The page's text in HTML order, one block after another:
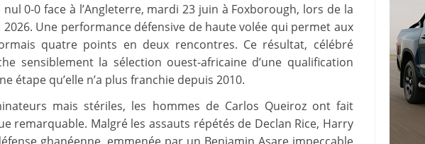
0-0 face à l’Angleterre, mardi 23 juin à Foxborough, lors de la
Une performance défensive de haute volée qui permet aux
quatre points en deux rencontres. Ce résultat, célébré
sensiblement la sélection ouest-africaine d’une qualification
étape qu’elle n’a plus franchie depuis 2010.
mais stériles, les hommes de Carlos Queiroz ont fait
remarquable. Malgré les assauts répétés de Declan Rice, Harry